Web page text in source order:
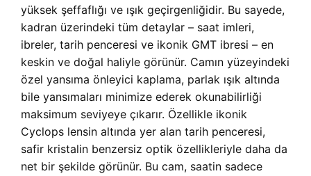
yüksek şeffaflığı ve ışık geçirgenliğidir. Bu sayede,
kadran üzerindeki tüm detaylar – saat imleri,
ibreler, tarih penceresi ve ikonik GMT ibresi – en
keskin ve doğal haliyle görünür. Camın yüzeyindeki
özel yansıma önleyici kaplama, parlak ışık altında
bile yansımaları minimize ederek okunabilirliği
maksimum seviyeye çıkarır. Özellikle ikonik
Cyclops lensin altında yer alan tarih penceresi,
safir kristalin benzersiz optik özellikleriyle daha da
net bir şekilde görünür. Bu cam, saatin sadece